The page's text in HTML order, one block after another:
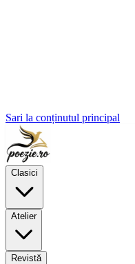
Sari la conținutul principal
Clasici
Atelier
Revistă